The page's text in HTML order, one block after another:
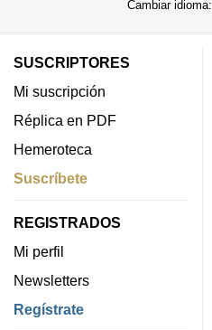
Cambiar idioma:
SUSCRIPTORES
Mi suscripción
Réplica en PDF
Hemeroteca
Suscríbete
REGISTRADOS
Mi perfil
Newsletters
Regístrate